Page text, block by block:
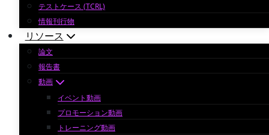
テストケース (TCRL)
情報刊行物
リソース
論文
報告書
動画
イベント動画
プロモーション動画
トレーニング動画